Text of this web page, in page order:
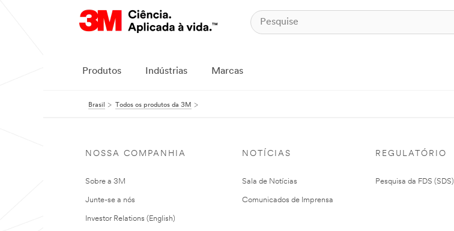
Produtos Indústrias Marcas
Brasil Todos os produtos da 3M
NOSSA COMPANHIA
Sobre a 3M
Junte-se a nós
Investor Relations (English)
NOTÍCIAS
Sala de Notícias
Comunicados de Imprensa
REGULATÓRIO
Pesquisa da FDS (SDS)